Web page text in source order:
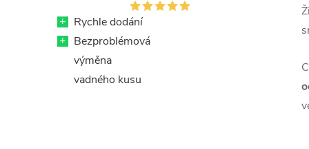
+ Rychle dodání
+ Bezproblémová
výměna
vadného kusu